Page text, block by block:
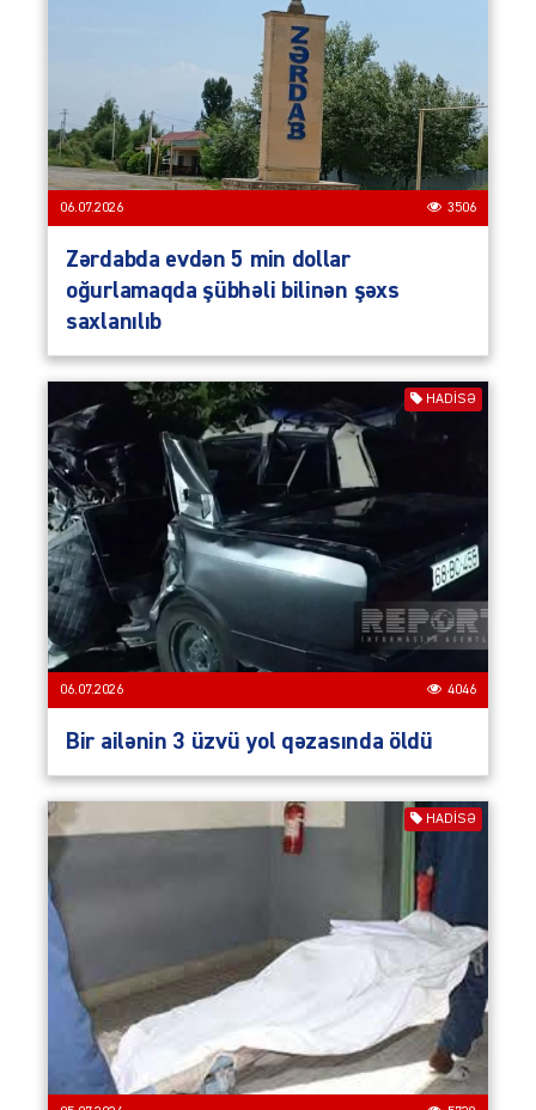
06.07.2026 3506
Zərdabda evdən 5 min dollar
oğurlamaqda şübhəli bilinən şəxs
saxlanılıb
HADISƏ
06.07.2026 4046
Bir ailənin 3 üzvü yol qəzasında öldü
HADISƏ